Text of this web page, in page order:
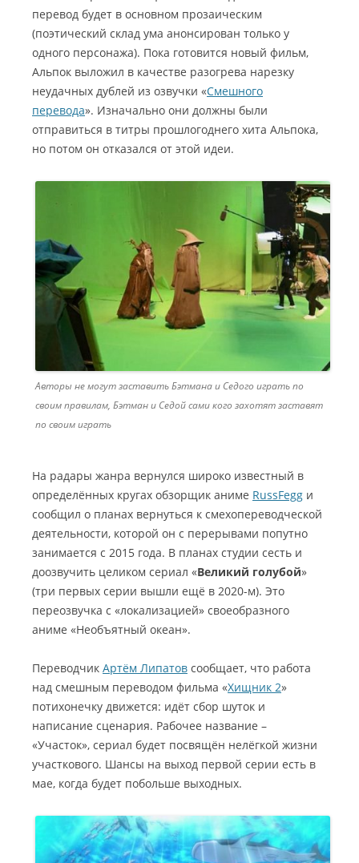
перевод будет в основном прозаическим
(поэтический склад ума анонсирован только у
одного персонажа). Пока готовится новый фильм,
Альпок выложил в качестве разогрева нарезку
неудачных дублей из озвучки «Смешного
перевода». Изначально они должны были
отправиться в титры прошлогоднего хита Альпока,
но потом он отказался от этой идеи.
Авторы не могут заставить Бэтмана и Седого играть по
своим правилам, Бэтман и Седой сами кого захотят заставят
по своим играть
На радары жанра вернулся широко известный в
определённых кругах обзорщик аниме RussFegg и
сообщил о планах вернуться к смехопереводческой
деятельности, которой он с перерывами попутно
занимается с 2015 года. В планах студии сесть и
доозвучить целиком сериал «Великий голубой»
(три первых серии вышли ещё в 2020-м). Это
переозвучка с «локализацией» своеобразного
аниме «Необъятный океан».
Переводчик Артём Липатов сообщает, что работа
над смешным переводом фильма «Хищник 2»
потихонечку движется: идёт сбор шуток и
написание сценария. Рабочее название –
«Участок», сериал будет посвящён нелёгкой жизни
участкового. Шансы на выход первой серии есть в
мае, когда будет побольше выходных.